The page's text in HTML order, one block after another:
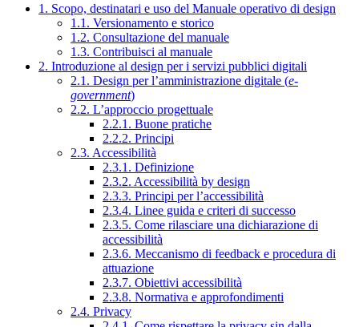
1. Scopo, destinatari e uso del Manuale operativo di design
1.1. Versionamento e storico
1.2. Consultazione del manuale
1.3. Contribuisci al manuale
2. Introduzione al design per i servizi pubblici digitali
2.1. Design per l’amministrazione digitale (e-
government)
2.2. L’approccio progettuale
2.2.1. Buone pratiche
2.2.2. Principi
2.3. Accessibilità
2.3.1. Definizione
2.3.2. Accessibilità by design
2.3.3. Principi per l’accessibilità
2.3.4. Linee guida e criteri di successo
2.3.5. Come rilasciare una dichiarazione di
accessibilità
2.3.6. Meccanismo di feedback e procedura di
attuazione
2.3.7. Obiettivi accessibilità
2.3.8. Normativa e approfondimenti
2.4. Privacy